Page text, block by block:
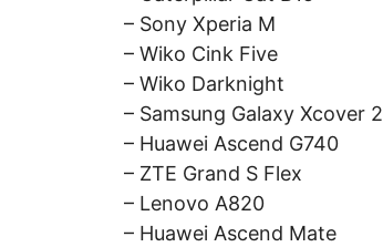
– Sony Xperia M
– Wiko Cink Five
– Wiko Darknight
– Samsung Galaxy Xcover 2
– Huawei Ascend G740
– ZTE Grand S Flex
– Lenovo A820
– Huawei Ascend Mate